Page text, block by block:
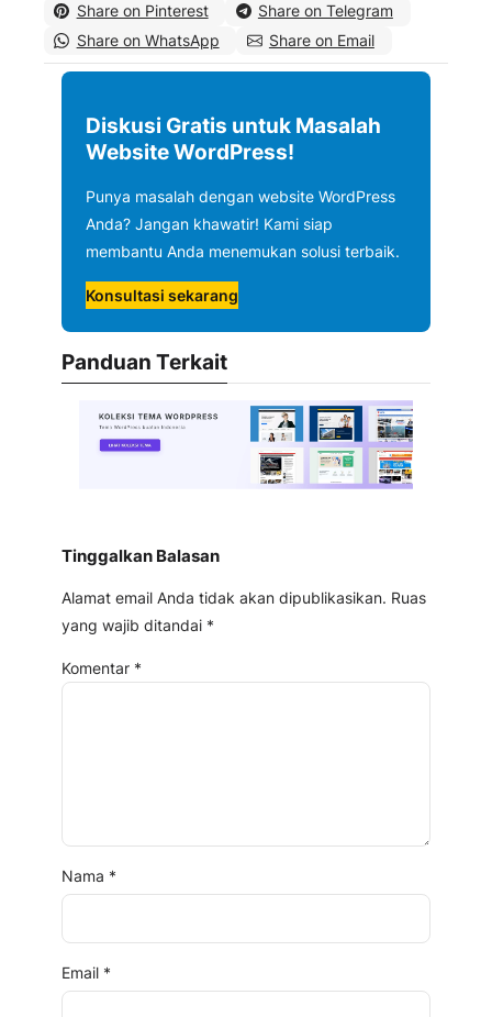
Share on Pinterest
Share on Telegram
Share on WhatsApp
Share on Email
Diskusi Gratis untuk Masalah
Website WordPress!
Punya masalah dengan website WordPress
Anda? Jangan khawatir! Kami siap
membantu Anda menemukan solusi terbaik.
Konsultasi sekarang
Panduan Terkait
Tinggalkan Balasan
Alamat email Anda tidak akan dipublikasikan. Ruas
yang wajib ditandai *
Komentar *
Nama *
Email *